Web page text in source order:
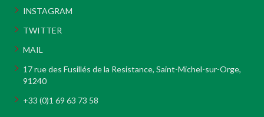
INSTAGRAM
TWITTER
MAIL
17 rue des Fusillés de la Resistance, Saint-Michel-sur-Orge,
91240
+33 (0)1 69 63 73 58